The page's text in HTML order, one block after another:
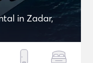
in Zadar,